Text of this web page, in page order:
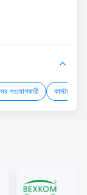
সংযোগকারী কাস্টম